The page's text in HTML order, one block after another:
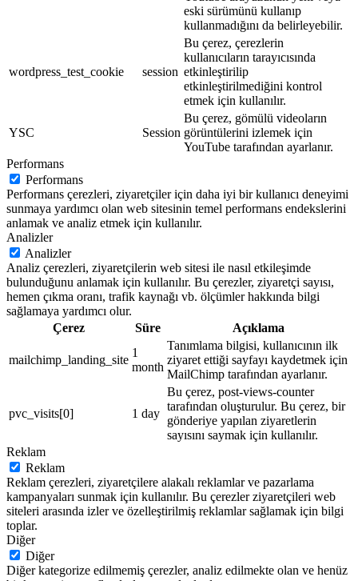
eski sürümünü kullanıp
kullanmadığını da belirleyebilir.
wordpress_test_cookie session
Bu çerez, çerezlerin
kullanıcıların tarayıcısında
etkinleştirilip
etkinleştirilmediğini kontrol
etmek için kullanılır.
YSC Session
Bu çerez, gömülü videoların
görüntülerini izlemek için
YouTube tarafından ayarlanır.
Performans
Performans
Performans çerezleri, ziyaretçiler için daha iyi bir kullanıcı deneyimi
sunmaya yardımcı olan web sitesinin temel performans endekslerini
anlamak ve analiz etmek için kullanılır.
Analizler
Analizler
Analiz çerezleri, ziyaretçilerin web sitesi ile nasıl etkileşimde
bulunduğunu anlamak için kullanılır. Bu çerezler, ziyaretçi sayısı,
hemen çıkma oranı, trafik kaynağı vb. ölçümler hakkında bilgi
sağlamaya yardımcı olur.
Çerez
Süre Açıklama
mailchimp_landing_site
1
month
Tanımlama bilgisi, kullanıcının ilk
ziyaret ettiği sayfayı kaydetmek için
MailChimp tarafından ayarlanır.
pvc_visits[0] 1 day
Bu çerez, post-views-counter
tarafından oluşturulur. Bu çerez, bir
gönderiye yapılan ziyaretlerin
sayısını saymak için kullanılır.
Reklam
Reklam
Reklam çerezleri, ziyaretçilere alakalı reklamlar ve pazarlama
kampanyaları sunmak için kullanılır. Bu çerezler ziyaretçileri web
siteleri arasında izler ve özelleştirilmiş reklamlar sağlamak için bilgi
toplar.
Diğer
Diğer
Diğer kategorize edilmemiş çerezler, analiz edilmekte olan ve henüz